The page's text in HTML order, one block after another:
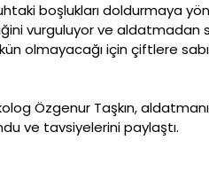
boşlukları doldurmaya
vurguluyor ve aldatmadan
olmayacağı için çiftlere
Özgenur Taşkın,
ve tavsiyelerini paylaştı.